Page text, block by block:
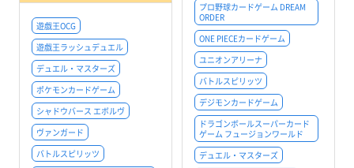
プロ野球カードゲーム DREAM
ORDER
ONE PIECEカードゲーム
ユニオンアリーナ
バトルスピリッツ
デジモンカードゲーム
ドラゴンボールスーパーカード
ゲーム フュージョンワールド
デュエル・マスターズ
遊戯王OCG
遊戯王ラッシュデュエル
デュエル・マスターズ
ポケモンカードゲーム
シャドウバース エボルヴ
ヴァンガード
バトルスピリッツ